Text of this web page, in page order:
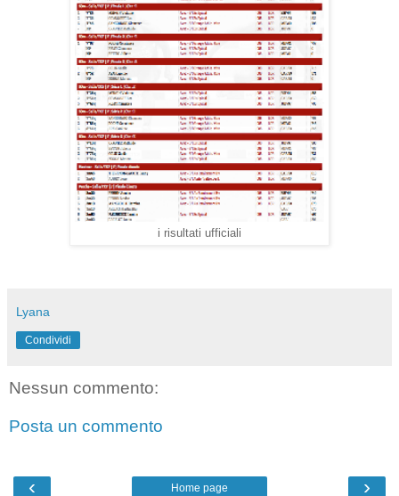
i risultati ufficiali
Lyana
Condividi
Nessun commento:
Posta un commento
‹ ›
Home page